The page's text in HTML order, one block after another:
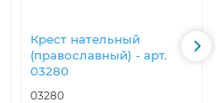
Крест нательный
(православный) - арт.
03280
03280